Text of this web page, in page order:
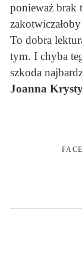
ponieważ brak
To dobra
tym. I chyba
szkoda
Joanna